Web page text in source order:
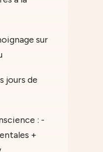
sur
jours de
: -
+